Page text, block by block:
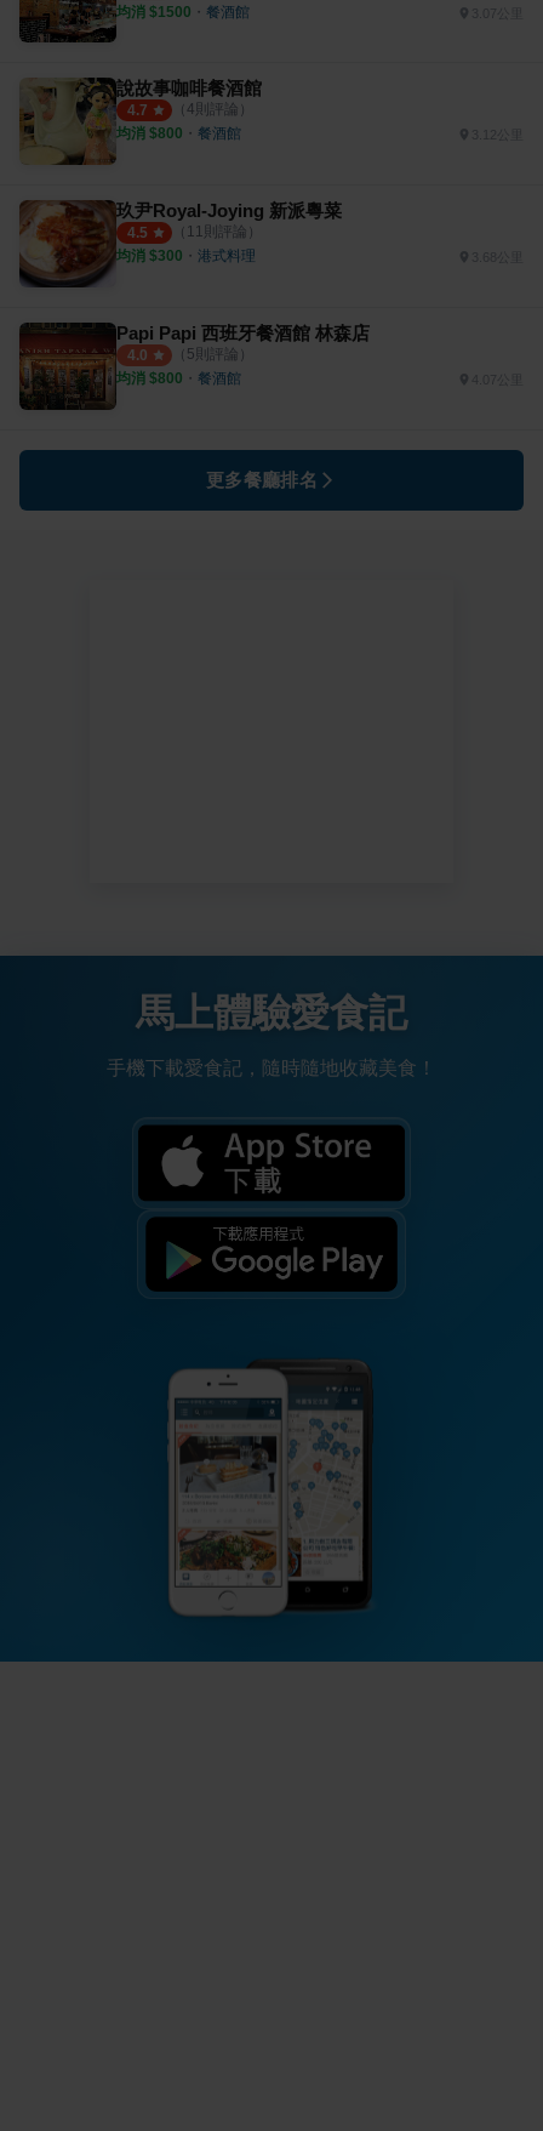
均消 $1500 ・ 餐酒館
說故事咖啡餐酒館
4.7 （ 4則評論）
均消 $800 ・ 餐酒館
玖尹Royal-Joying 新派粵菜
4.5 （ 11則評論）
均消 $300 ・ 港式料理
Papi Papi 西班牙餐酒館 林森店
4.0 （ 5則評論）
均消 $800 ・ 餐酒館 4.07公里
更多餐廳排名
馬上體驗愛食記
手機下載愛食記，隨時隨地收藏美食！